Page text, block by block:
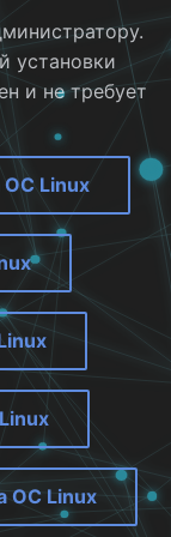
с GM
файла
Client
установки
и не требует
ОС Linux
Linux
ОС Linux